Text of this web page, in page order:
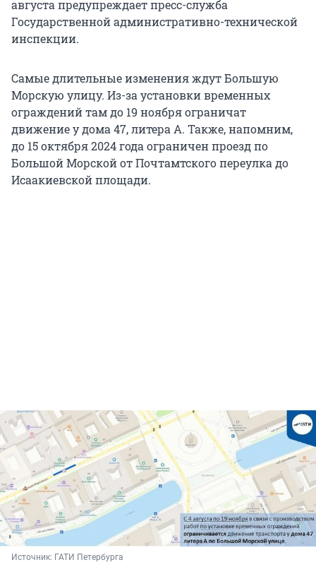
августа предупреждает пресс-служба
Государственной административно-технической
инспекции.
Самые длительные изменения ждут Большую
Морскую улицу. Из-за установки временных
ограждений там до 19 ноября ограничат
движение у дома 47, литера А. Также, напомним,
до 15 октября 2024 года ограничен проезд по
Большой Морской от Почтамтского переулка до
Исаакиевской площади.
Источник: ГАТИ Петербурга